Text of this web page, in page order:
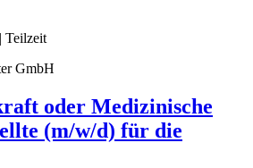
Teilzeit
GmbH
oder Medizinische
(m/w/d) für die